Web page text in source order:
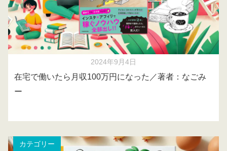
2024年9月4日
在宅で働いたら月収100万円になった／著者：なごみ
ー
カテゴリー